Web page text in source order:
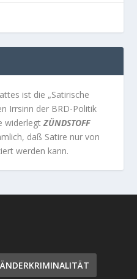
ist die „Satirische
Irrsinn der BRD-Politik
widerlegtZÜNDSTOFF
daß Satire nur von
werden kann.